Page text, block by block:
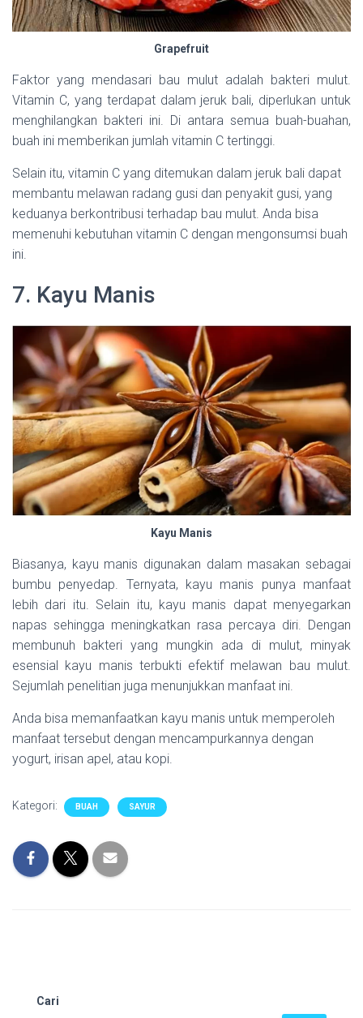
Grapefruit
Faktor yang mendasari bau mulut adalah bakteri mulut.
Vitamin C, yang terdapat dalam jeruk bali, diperlukan untuk
menghilangkan bakteri ini. Di antara semua buah-buahan,
buah ini memberikan jumlah vitamin C tertinggi.
Selain itu, vitamin C yang ditemukan dalam jeruk bali dapat
membantu melawan radang gusi dan penyakit gusi, yang
keduanya berkontribusi terhadap bau mulut. Anda bisa
memenuhi kebutuhan vitamin C dengan mengonsumsi buah
ini.
7. Kayu Manis
Kayu Manis
Biasanya, kayu manis digunakan dalam masakan sebagai
bumbu penyedap. Ternyata, kayu manis punya manfaat
lebih dari itu. Selain itu, kayu manis dapat menyegarkan
napas sehingga meningkatkan rasa percaya diri. Dengan
membunuh bakteri yang mungkin ada di mulut, minyak
esensial kayu manis terbukti efektif melawan bau mulut.
Sejumlah penelitian juga menunjukkan manfaat ini.
Anda bisa memanfaatkan kayu manis untuk memperoleh
manfaat tersebut dengan mencampurkannya dengan
yogurt, irisan apel, atau kopi.
Kategori: BUAH SAYUR
Cari